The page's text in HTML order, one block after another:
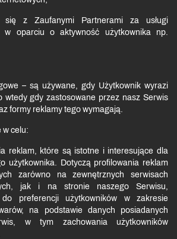
się z Zaufanymi Partnerami za usługi
w oparciu o aktywność użytkownika np.
– są używane, gdy Użytkownik wyrazi
wtedy gdy zastosowane przez nasz Serwis
formy reklamy tego wymagają.
w celu:
reklam, które są istotne i interesujące dla
użytkownika. Dotyczą profilowania reklam
zarówno na zewnętrznych serwisach
jak i na stronie naszego Serwisu,
do preferencji użytkowników w zakresie
na podstawie danych posiadanych
w tym zachowania użytkowników